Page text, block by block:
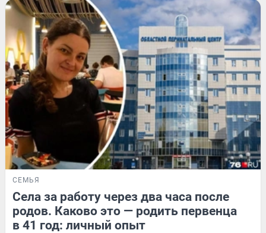
СЕМЬЯ
Села за работу через два часа после
родов. Каково это — родить первенца
в 41 год: личный опыт